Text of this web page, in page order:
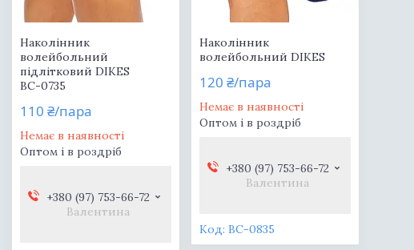
Наколінник
волейбольний
підлітковий DIKES
ВС-0735
110 ₴/пара
Немає в наявності
Оптом і в роздріб
+380 (97) 753-66-72
Валентина
Наколінник
волейбольний DIKES
120 ₴/пара
Немає в наявності
Оптом і в роздріб
+380 (97) 753-66-72
Валентина
BC-0835